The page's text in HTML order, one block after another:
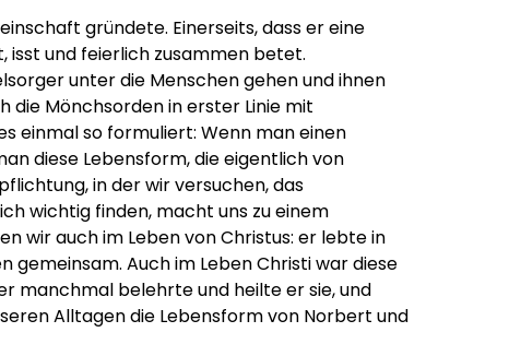
gründete. Einerseits, dass er eine
isst und feierlich zusammen betet.
unter die Menschen gehen und ihnen
die Mönchsorden in erster Linie mit
einmal so formuliert: Wenn man einen
diese Lebensform, die eigentlich von
in der wir versuchen, das
wichtig finden, macht uns zu einem
wir auch im Leben von Christus: er lebte in
Auch im Leben Christi war diese
manchmal belehrte und heilte er sie, und
Alltagen die Lebensform von Norbert und